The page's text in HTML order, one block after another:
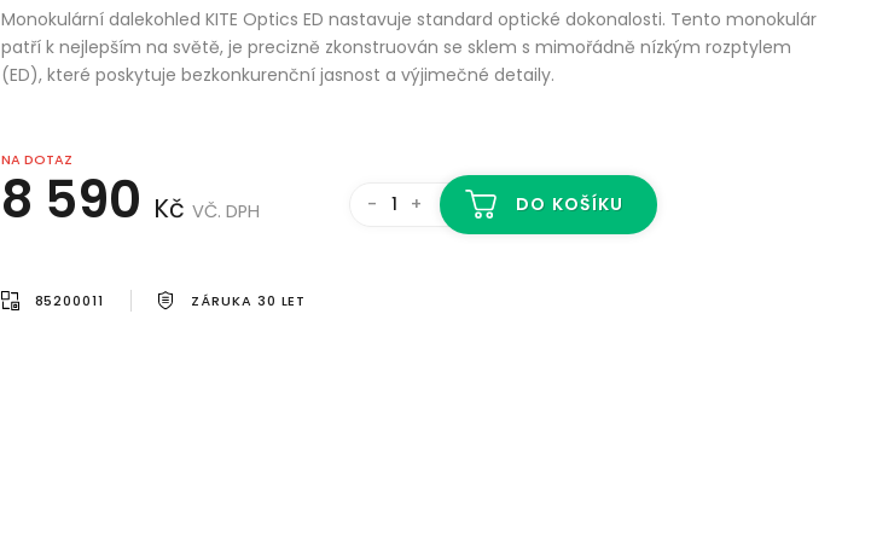
Monokulární dalekohled KITE Optics ED nastavuje standard optické dokonalosti. Tento monokulár
patří k nejlepším na světě, je precizně zkonstruován se sklem s mimořádně nízkým rozptylem
(ED), které poskytuje bezkonkurenční jasnost a výjimečné detaily.
NA DOTAZ
8 590 Kč VČ. DPH - + DO KOŠÍKU
85200011 ZÁRUKA 30 LET